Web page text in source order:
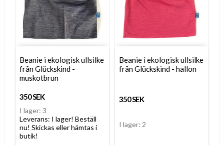
Beanie i ekologisk ullsilke
från Glückskind -
muskotbrun
350 SEK
I lager: 3
Leverans: I lager! Beställ
nu! Skickas eller hämtas i
butik!
Beanie i ekologisk ullsilke
från Glückskind - hallon
350 SEK
I lager: 2